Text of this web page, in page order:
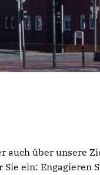
auch über unsere
ein: Engagieren